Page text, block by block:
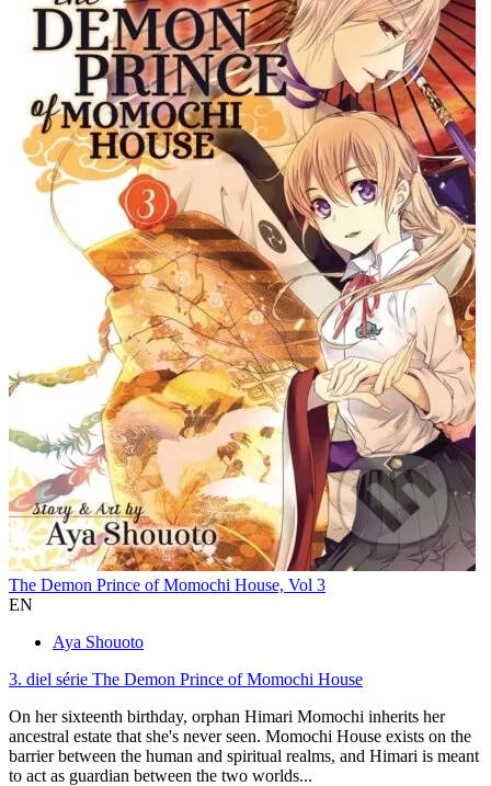
The Demon Prince of Momochi House, Vol 3
EN
Aya Shouoto
3. diel série The Demon Prince of Momochi House
On her sixteenth birthday, orphan Himari Momochi inherits her
ancestral estate that she's never seen. Momochi House exists on the
barrier between the human and spiritual realms, and Himari is meant
to act as guardian between the two worlds...